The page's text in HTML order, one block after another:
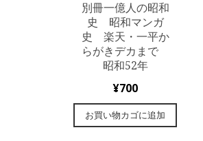
別冊一億人の昭和
史 昭和マンガ
史 楽天・一平か
らがきデカまで
昭和52年
¥700
お買い物カゴに追加